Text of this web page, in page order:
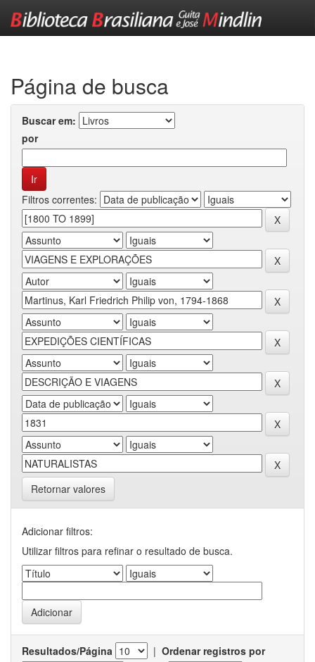
Página de busca
Buscar em:
por
Filtros correntes:
Retornar valores
Adicionar filtros:
Utilizar filtros para refinar o resultado de busca.
Resultados/Página | Ordenar registros por